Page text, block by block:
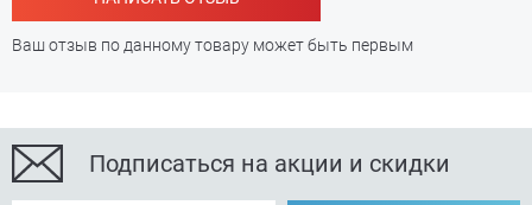
Ваш отзыв по данному товару может быть первым
Подписаться на акции и скидки